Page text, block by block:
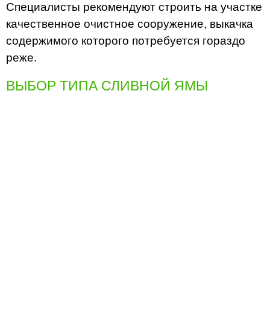
Специалисты рекомендуют строить на участке
качественное очистное сооружение, выкачка
содержимого которого потребуется гораздо
реже.
ВЫБОР ТИПА СЛИВНОЙ ЯМЫ